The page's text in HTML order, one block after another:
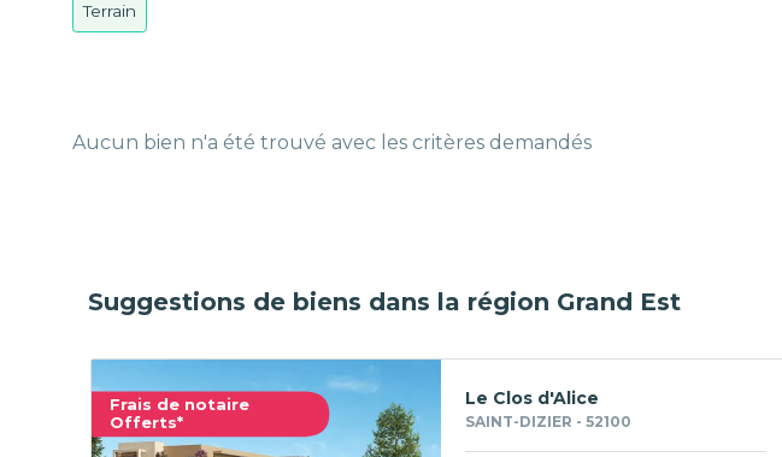
Terrain
Aucun bien n'a été trouvé avec les critères demandés
Suggestions de biens dans la région Grand Est
Frais de notaire
Offerts*
Le Clos d'Alice
SAINT-DIZIER - 52100